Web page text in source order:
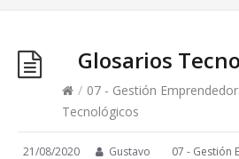
Glosarios
/ 07 - Gestión
Tecnológicos
21/08/2020 Gustavo 07 - Gestión